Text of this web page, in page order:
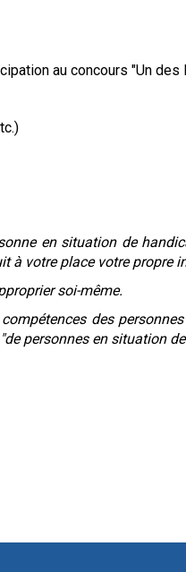
au concours "Un des
en situation de
à votre place votre propre
soi-même.
des
personnes en situation